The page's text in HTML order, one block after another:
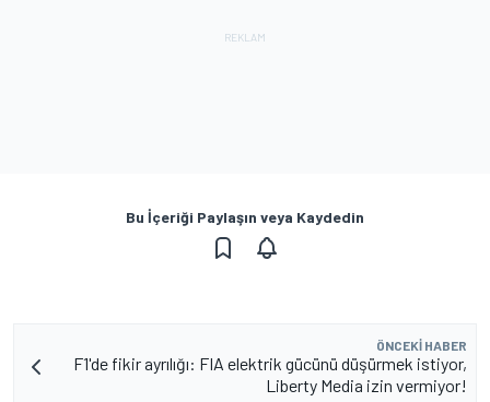
Bu İçeriği Paylaşın veya Kaydedin
ÖNCEKI HABER
F1'de fikir ayrılığı: FIA elektrik gücünü düşürmek istiyor,
Liberty Media izin vermiyor!